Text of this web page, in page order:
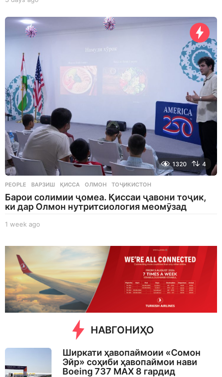
a
g
o
1320 4
PEOPLE ВАРЗИШ ,ҚИССА ,ОЛМОН ,ТОҶИКИСТОН
Барои солимии ҷомеа. Қиссаи ҷавони тоҷик,
ки дар Олмон нутритсиология меомӯзад
1 week ago
g
o
НАВГОНИҲО
Ширкати ҳавопаймоии «Сомон
Эйр» соҳиби ҳавопаймои нави
Boeing 737 MAX 8 гардид